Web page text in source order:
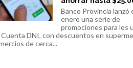
Banco Provincia lanzó
enero una serie de
promociones para los
DNI, con descuentos en
de cerca...